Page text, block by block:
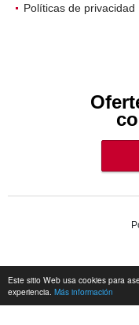
Este sitio Web usa cookies para
experiencia. Más información
Políticas de privacidad